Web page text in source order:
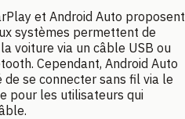
et Android Auto proposent
systèmes permettent de
voiture via un câble USB ou
Cependant, Android Auto
se connecter sans fil via le
pour les utilisateurs qui